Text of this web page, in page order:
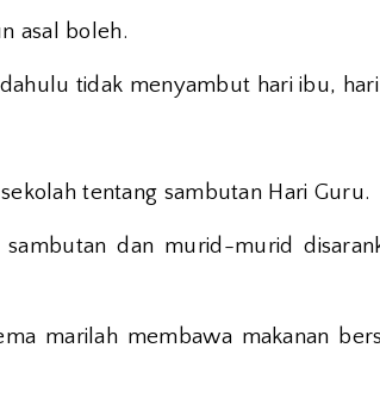
asal boleh.
tidak menyambut hari ibu,
tentang sambutan Hari Guru.
dan murid-murid
marilah membawa makanan